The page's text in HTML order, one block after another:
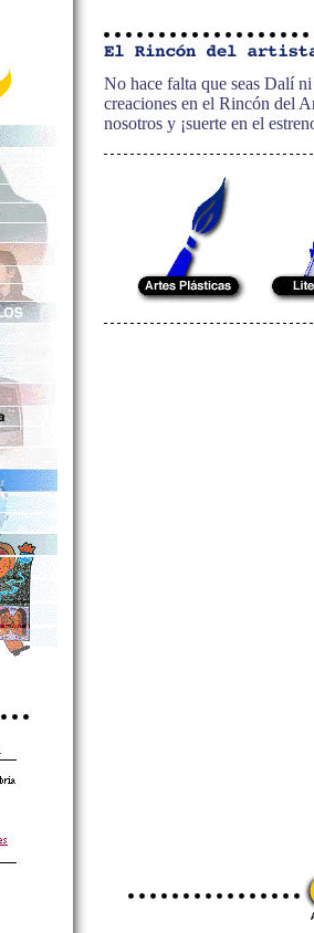
No hace falta que seas Dalí
creaciones en el Rincón del
nosotros y ¡suerte en el